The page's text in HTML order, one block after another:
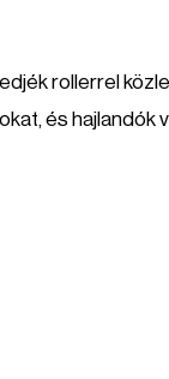
rollerrel
és hajlandók